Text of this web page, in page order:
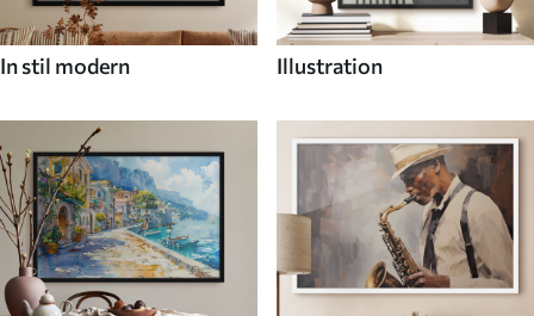
In stil modern Illustration